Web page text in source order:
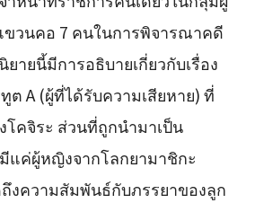
วนคอ 7 คนในการพิจารณาคดี
ายนี้มีการอธิบายเกี่ยวกับเรื่อง
ต A (ผู้ที่ได้รับความเสียหาย) ที่
โคจิระ ส่วนที่ถูกนำมาเป็น
แค่ผู้หญิงจากโลกยามาชิกะ
งความสัมพันธ์กับภรรยาของลูก